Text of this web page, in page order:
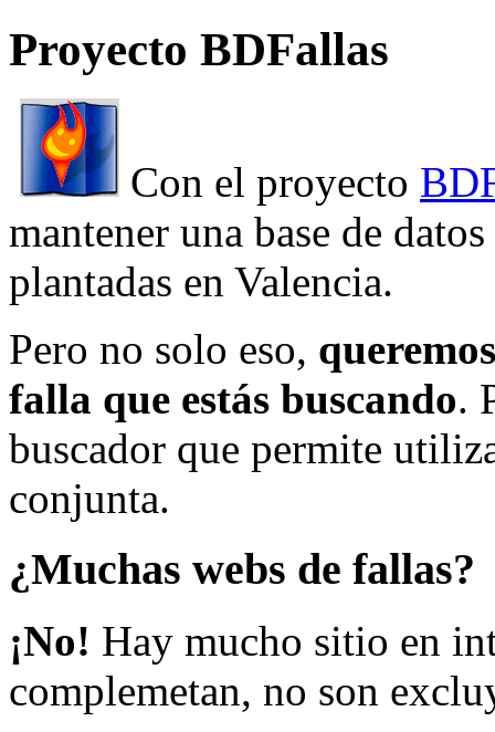
Proyecto BDFallas
Con el proyecto
mantener una base de
plantadas en Valencia.
Pero no solo eso,
falla que estás buscando.
buscador que permite
conjunta.
¿Muchas webs de fallas?
¡No! Hay mucho sitio en
complemetan, no son